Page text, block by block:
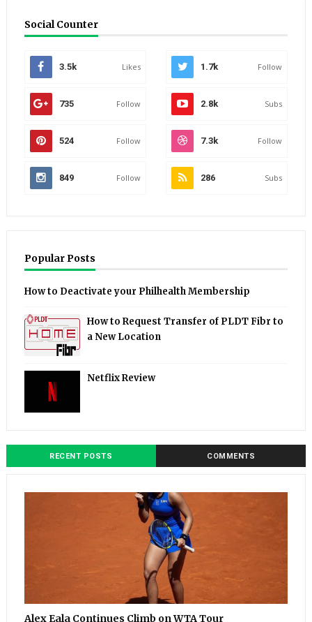
Social Counter
3.5k Likes 1.7k Follow
735 Follow 2.8k Subs
524 Follow 7.3k Follow
849 Follow 286 Subs
Popular Posts
How to Deactivate your Philhealth Membership
How to Request Transfer of PLDT Fibr to
a New Location
Netflix Review
RECENT POSTS COMMENTS
Alex Eala Continues Climb on WTA Tour